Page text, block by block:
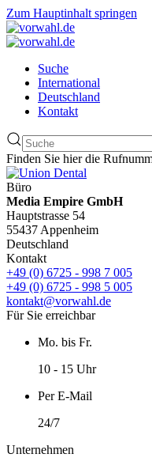
Zum Hauptinhalt springen
Suche
International
Deutschland
Kontakt
Finden Sie hier die
Büro
Media Empire GmbH
Hauptstrasse 54
55437 Appenheim
Deutschland
Kontakt
+49 (0) 6725 - 998 7 005
+49 (0) 6725 - 998 5 005
kontakt@vorwahl.de
Für Sie erreichbar
Mo. bis Fr.
10 - 15 Uhr
Per E-Mail
24/7
Unternehmen